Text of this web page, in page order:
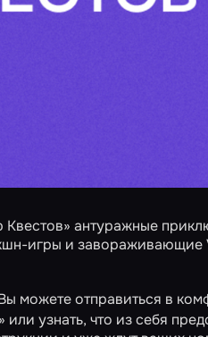
антуражные
игры и завораживающие
можете отправиться в
или узнать, что из себя